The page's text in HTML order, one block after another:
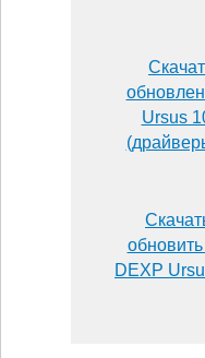
Ursus
DEXP